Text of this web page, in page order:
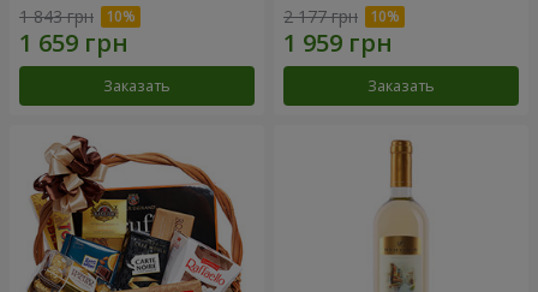
1 843 грн
Заказать
2 177 грн
Заказать